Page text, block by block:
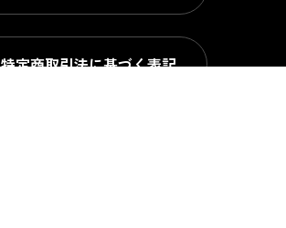
特定商取引法に基づく表記